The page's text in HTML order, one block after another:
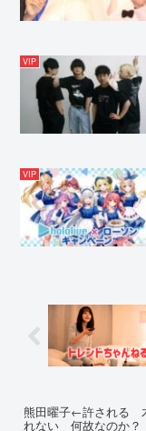
VIP
VIP
熊田曜子←許される
れない 何故なのか？